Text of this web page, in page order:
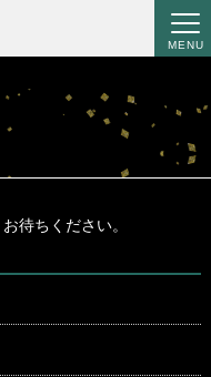
MENU
待ちください。